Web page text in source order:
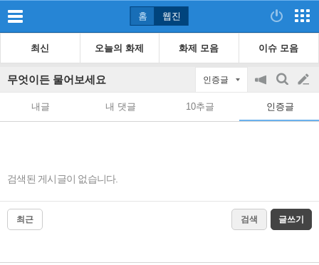
홈 웹진
최신 오늘의 화제 화제 모음 이슈 모음
무엇이든 물어보세요 인증글
공
on/off
검
색
글
쓰
내글 내 댓글 10추글 인증글
검색된 게시글이 없습니다.
최근 검색 글쓰기